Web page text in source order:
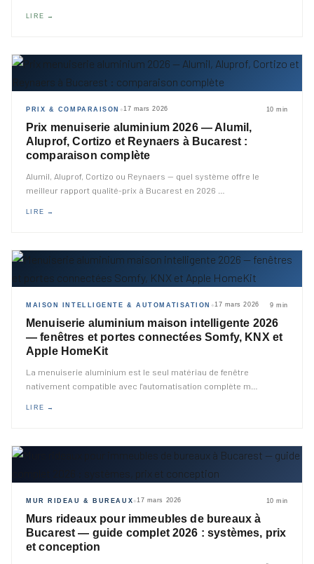
LIRE →
PRIX & COMPARAISON ◆17 mars 2026 10 min
Prix menuiserie aluminium 2026 — Alumil,
Aluprof, Cortizo et Reynaers à Bucarest :
comparaison complète
Alumil, Aluprof, Cortizo ou Reynaers — quel système offre le
meilleur rapport qualité-prix à Bucarest en 2026
LIRE →
MAISON INTELLIGENTE & AUTOMATISATION ◆17 mars 2026 9 min
Menuiserie aluminium maison intelligente 2026
— fenêtres et portes connectées Somfy, KNX et
Apple HomeKit
La menuiserie aluminium est le seul matériau de fenêtre
nativement compatible avec l'automatisation complète m
LIRE →
MUR RIDEAU & BUREAUX ◆17 mars 2026 10 min
Murs rideaux pour immeubles de bureaux à
Bucarest — guide complet 2026 : systèmes, prix
et conception